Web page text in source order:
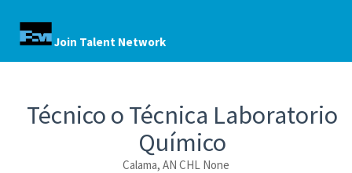
Join Talent Network
Técnico o Técnica Laboratorio
Químico
Calama, AN CHL None